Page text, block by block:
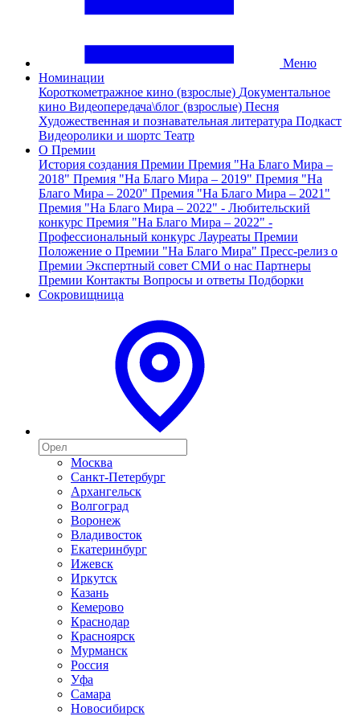
Меню
Номинации
Короткометражное кино (взрослые) Документальное
кино Видеопередача\блог (взрослые) Песня
Художественная и познавательная литература Подкаст
Видеоролики и шортс Театр
О Премии
История создания Премии Премия "На Благо Мира –
2018" Премия "На Благо Мира – 2019" Премия "На
Благо Мира – 2020" Премия "На Благо Мира – 2021"
Премия "На Благо Мира – 2022" - Любительский
конкурс Премия "На Благо Мира – 2022" -
Профессиональный конкурс Лауреаты Премии
Положение о Премии "На Благо Мира" Пресс-релиз о
Премии Экспертный совет СМИ о нас Партнеры
Премии Контакты Вопросы и ответы Подборки
Сокровищница
Москва
Санкт-Петербург
Архангельск
Волгоград
Воронеж
Владивосток
Екатеринбург
Ижевск
Иркутск
Казань
Кемерово
Краснодар
Красноярск
Мурманск
Россия
Уфа
Самара
Новосибирск